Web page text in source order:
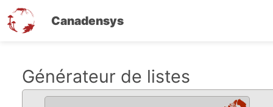
Canadensys
Générateur de listes